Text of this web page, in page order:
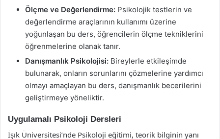
Ölçme ve Değerlendirme: Psikolojik testlerin ve
değerlendirme araçlarının kullanımı üzerine
yoğunlaşan bu ders, öğrencilerin ölçme tekniklerini
öğrenmelerine olanak tanır.
Danışmanlık Psikolojisi: Bireylerle etkileşimde
bulunarak, onların sorunlarını çözmelerine yardımcı
olmayı amaçlayan bu ders, danışmanlık becerilerini
geliştirmeye yöneliktir.
Uygulamalı Psikoloji Dersleri
İşık Üniversitesi’nde Psikoloji eğitimi, teorik bilginin yanı